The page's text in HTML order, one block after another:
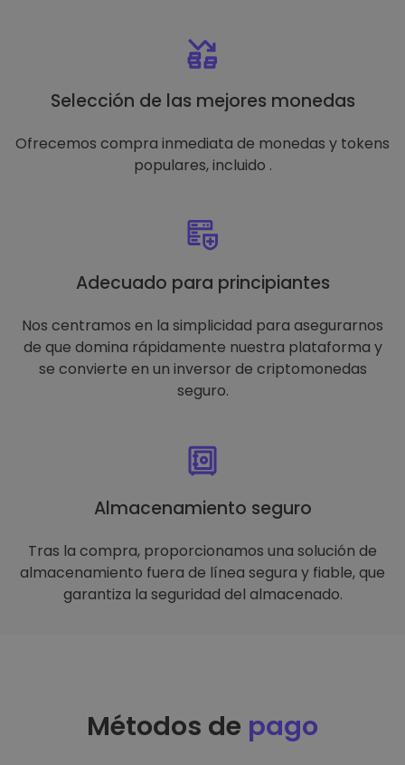
Selección de las mejores monedas
Ofrecemos compra inmediata de monedas y tokens
populares, incluido .
Adecuado para principiantes
Nos centramos en la simplicidad para asegurarnos
de que domina rápidamente nuestra plataforma y
se convierte en un inversor de criptomonedas
seguro.
Almacenamiento seguro
Tras la compra, proporcionamos una solución de
almacenamiento fuera de línea segura y fiable, que
garantiza la seguridad del almacenado.
Métodos de pago